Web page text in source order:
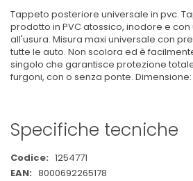
Tappeto posteriore universale in pvc.
prodotto in PVC atossico, inodore e
all'usura. Misura maxi universale con
tutte le auto. Non scolora ed è
singolo che garantisce protezione
furgoni, con o senza ponte. Dimensione:
Specifiche tecniche
Maggiori
Informazioni
1254771
8000692265178